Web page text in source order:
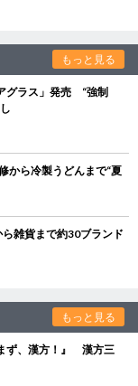
もっと見る
グラス」発売 “強制
から冷製うどんまで“夏
雑貨まで約30ブランド
もっと見る
ず、漢方！』 漢方三